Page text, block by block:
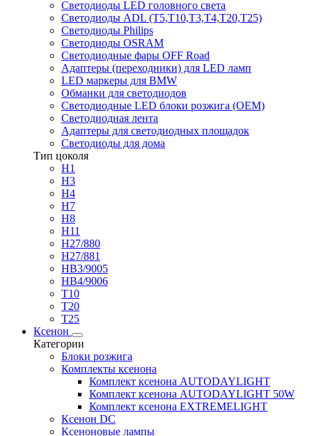
Светодиоды LED головного света
Светодиоды ADL (T5,T10,T3,T4,T20,T25)
Светодиоды Philips
Светодиоды OSRAM
Светодиодные фары OFF Road
Адаптеры (переходники) для LED ламп
LED маркеры для BMW
Обманки для светодиодов
Светодиодные LED блоки розжига (OEM)
Светодиодная лента
Адаптеры для светодиодных площадок
Светодиоды для дома
Тип цоколя
H1
H3
H4
H7
H8
H11
H27/880
H27/881
HB3/9005
HB4/9006
T10
T20
T25
Ксенон
Категории
Блоки розжига
Комплекты ксенона
Комплект ксенона AUTODAYLIGHT
Комплект ксенона AUTODAYLIGHT 50W
Комплект ксенона EXTREMELIGHT
Ксенон DC
Ксеноновые лампы